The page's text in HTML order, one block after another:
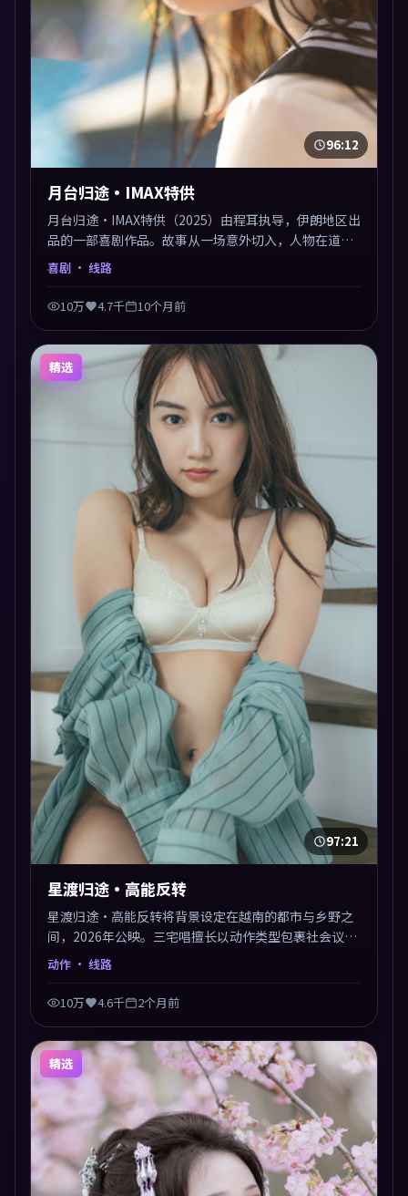
96:12
月台归途·IMAX特供
月台归途·IMAX特供（2025）由程耳执导，伊朗地区出
品的一部喜剧作品。故事从一场意外切入，人物在道德
与生存之间反复摇摆，叙事层层推进，情绪克制而有
喜剧 · 线路
10万 4.7千 10个月前
精选
97:21
星渡归途·高能反转
星渡归途·高能反转将背景设定在越南的都市与乡野之
间，2026年公映。三宅唱擅长以动作类型包裹社会议
题，节奏张弛有度，留白处耐人寻味。剪辑利落，悬念
动作 · 线路
10万 4.6千 2个月前
精选